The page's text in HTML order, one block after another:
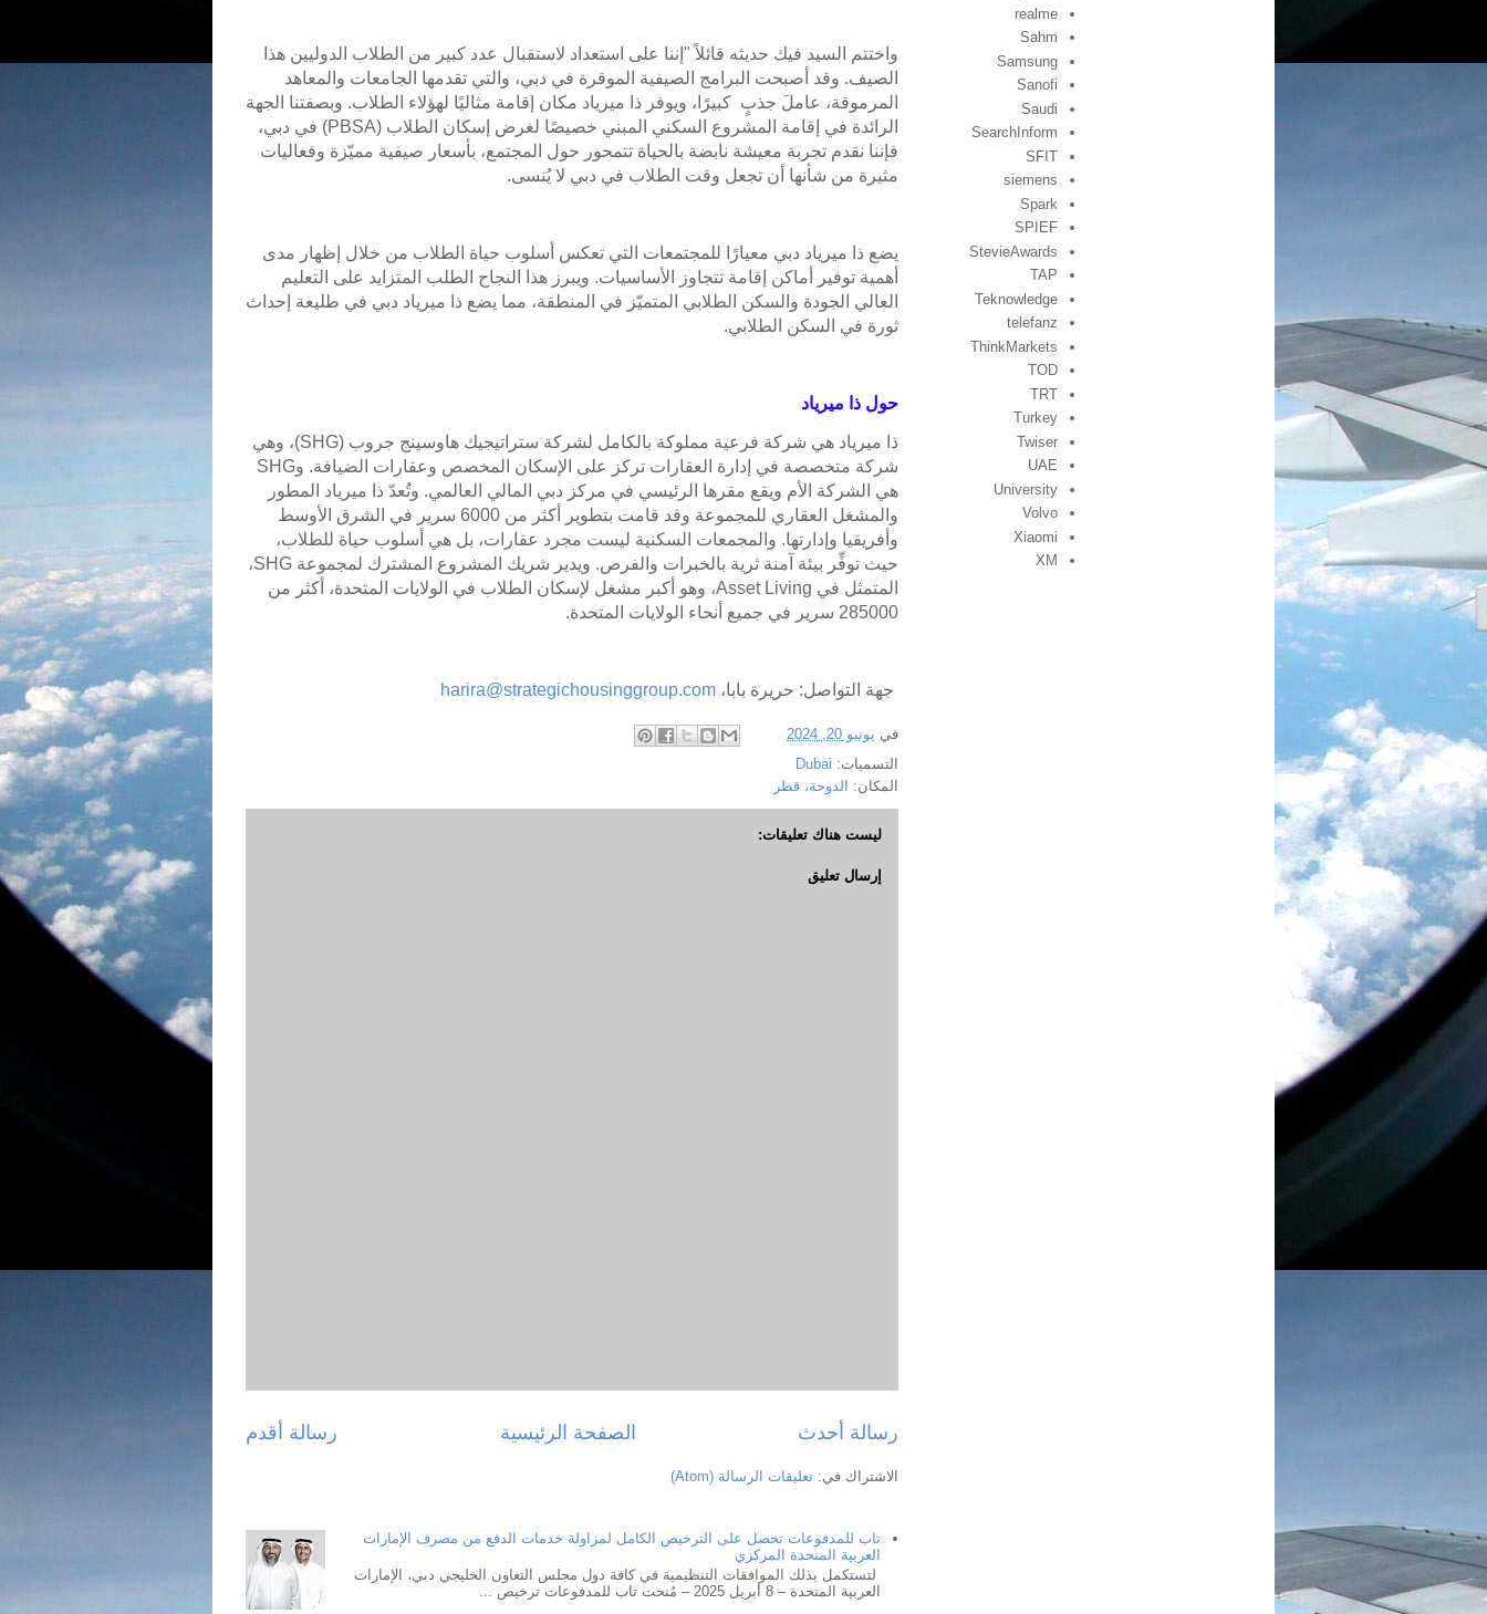
واختتم السيد فيك حديثه قائلاً "إننا على استعداد لاستقبال عدد كبير من الطلاب الدوليين هذا
الصيف. وقد أصبحت البرامج الصيفية الموقرة في دبي، والتي تقدمها الجامعات والمعاهد
المرموقة، عاملَ جذبٍ كبيرًا، ويوفر ذا ميرياد مكان إقامة مثاليًا لهؤلاء الطلاب. وبصفتنا الجهة
الرائدة في إقامة المشروع السكني المبني خصيصًا لغرض إسكان الطلاب (PBSA) في دبي،
فإننا نقدم تجربة معيشة نابضة بالحياة تتمحور حول المجتمع، بأسعار صيفية مميّزة وفعاليات
مثيرة من شأنها أن تجعل وقت الطلاب في دبي لا يُنسى.
يضع ذا ميرياد دبي معيارًا للمجتمعات التي تعكس أسلوب حياة الطلاب من خلال إظهار مدى
أهمية توفير أماكن إقامة تتجاوز الأساسيات. ويبرز هذا النجاح الطلب المتزايد على التعليم
العالي الجودة والسكن الطلابي المتميّز في المنطقة، مما يضع ذا ميرياد دبي في طليعة إحداث
ثورة في السكن الطلابي.
حول ذا ميرياد
ذا ميرياد هي شركة فرعية مملوكة بالكامل لشركة ستراتيجيك هاوسينج جروب (SHG)، وهي
شركة متخصصة في إدارة العقارات تركز على الإسكان المخصص وعقارات الضيافة. وSHG
هي الشركة الأم ويقع مقرها الرئيسي في مركز دبي المالي العالمي. وتُعدّ ذا ميرياد المطور
والمشغل العقاري للمجموعة وقد قامت بتطوير أكثر من 6000 سرير في الشرق الأوسط
وأفريقيا وإدارتها. والمجمعات السكنية ليست مجرد عقارات، بل هي أسلوب حياة للطلاب،
حيث توفِّر بيئة آمنة ثرية بالخبرات والفرص. ويدير شريك المشروع المشترك لمجموعة SHG،
المتمثل في Asset Living، وهو أكبر مشغل لإسكان الطلاب في الولايات المتحدة، أكثر من
285000 سرير في جميع أنحاء الولايات المتحدة.
جهة التواصل: حريرة بابا، harira@strategichousinggroup.com
في يونيو 20, 2024
التسميات: Dubai
المكان: الدوحة، قطر
ليست هناك تعليقات:
إرسال تعليق
رسالة أحدث رسالة أقدم الصفحة الرئيسية
الاشتراك في: تعليقات الرسالة (Atom)
تاب للمدفوعات تحصل على الترخيص الكامل لمزاولة خدمات الدفع من مصرف الإمارات
العربية المتحدة المركزي
لتستكمل بذلك الموافقات التنظيمية في كافة دول مجلس التعاون الخليجي دبي، الإمارات
العربية المتحدة – 8 أبريل 2025 – مُنحت تاب للمدفوعات ترخيص ...
realme
Sahm
Samsung
Sanofi
Saudi
SearchInform
SFIT
siemens
Spark
SPIEF
StevieAwards
TAP
Teknowledge
telefanz
ThinkMarkets
TOD
TRT
Turkey
Twiser
UAE
University
Volvo
Xiaomi
XM